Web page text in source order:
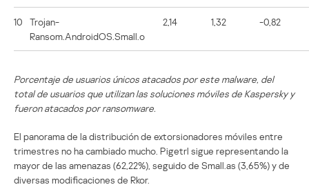
10
Trojan-
Ransom.AndroidOS.Small.o
2,14 1,32 -0,82
Porcentaje de usuarios únicos atacados por este malware, del
total de usuarios que utilizan las soluciones móviles de Kaspersky y
fueron atacados por ransomware.
El panorama de la distribución de extorsionadores móviles entre
trimestres no ha cambiado mucho. Pigetrl sigue representando la
mayor de las amenazas (62,22%), seguido de Small.as (3,65%) y de
diversas modificaciones de Rkor.